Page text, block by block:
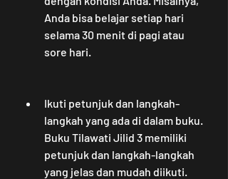
Anda bisa belajar setiap hari
selama 30 menit di pagi atau
sore hari.
Ikuti petunjuk dan langkah-
langkah yang ada di dalam buku.
Buku Tilawati Jilid 3 memiliki
petunjuk dan langkah-langkah
yang jelas dan mudah diikuti.